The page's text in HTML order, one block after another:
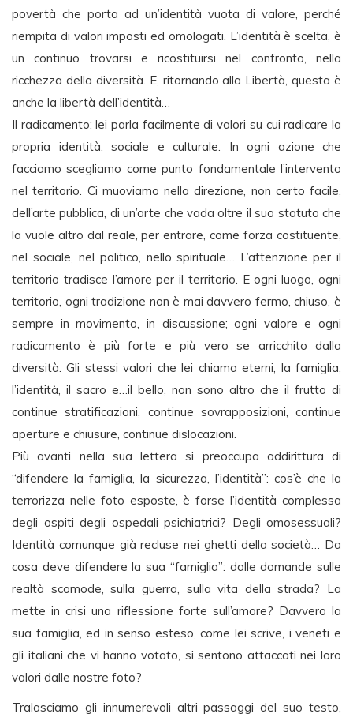
povertà che porta ad un’identità vuota di valore, perché
riempita di valori imposti ed omologati. L’identità è scelta, è
un continuo trovarsi e ricostituirsi nel confronto, nella
ricchezza della diversità. E, ritornando alla Libertà, questa è
anche la libertà dell’identità…
Il radicamento: lei parla facilmente di valori su cui radicare la
propria identità, sociale e culturale. In ogni azione che
facciamo scegliamo come punto fondamentale l’intervento
nel territorio. Ci muoviamo nella direzione, non certo facile,
dell’arte pubblica, di un’arte che vada oltre il suo statuto che
la vuole altro dal reale, per entrare, come forza costituente,
nel sociale, nel politico, nello spirituale… L’attenzione per il
territorio tradisce l’amore per il territorio. E ogni luogo, ogni
territorio, ogni tradizione non è mai davvero fermo, chiuso, è
sempre in movimento, in discussione; ogni valore e ogni
radicamento è più forte e più vero se arricchito dalla
diversità. Gli stessi valori che lei chiama eterni, la famiglia,
l’identità, il sacro e…il bello, non sono altro che il frutto di
continue stratificazioni, continue sovrapposizioni, continue
aperture e chiusure, continue dislocazioni.
Più avanti nella sua lettera si preoccupa addirittura di
“difendere la famiglia, la sicurezza, l’identità”: cos’è che la
terrorizza nelle foto esposte, è forse l’identità complessa
degli ospiti degli ospedali psichiatrici? Degli omosessuali?
Identità comunque già recluse nei ghetti della società… Da
cosa deve difendere la sua “famiglia”: dalle domande sulle
realtà scomode, sulla guerra, sulla vita della strada? La
mette in crisi una riflessione forte sull’amore? Davvero la
sua famiglia, ed in senso esteso, come lei scrive, i veneti e
gli italiani che vi hanno votato, si sentono attaccati nei loro
valori dalle nostre foto?
Tralasciamo gli innumerevoli altri passaggi del suo testo,